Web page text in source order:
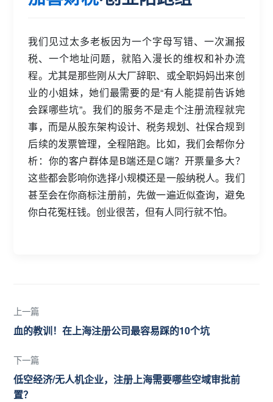
我们见过太多老板因为一个字母写错、一次漏报
税、一个地址问题，就陷入漫长的维权和补办流
程。尤其是那些刚从大厂辞职、或全职妈妈出来创
业的小姐妹，她们最需要的是“有人能提前告诉她
会踩哪些坑”。我们的服务不是走个注册流程就完
事，而是从股东架构设计、税务规划、社保合规到
后续的发票管理，全程陪跑。比如，我们会帮你分
析：你的客户群体是B端还是C端？开票量多大？
这些都会影响你选择小规模还是一般纳税人。我们
甚至会在你商标注册前，先做一遍近似查询，避免
你白花冤枉钱。创业很苦，但有人同行就不怕。
上一篇
血的教训！在上海注册公司最容易踩的10个坑
下一篇
低空经济/无人机企业，注册上海需要哪些空域审批前
置？